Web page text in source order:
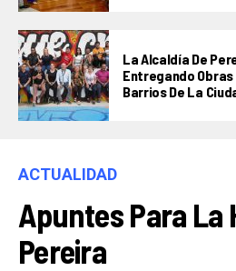
La Alcaldía De
Entregando
Barrios De La
ACTUALIDAD
Apuntes Para La
Pereira